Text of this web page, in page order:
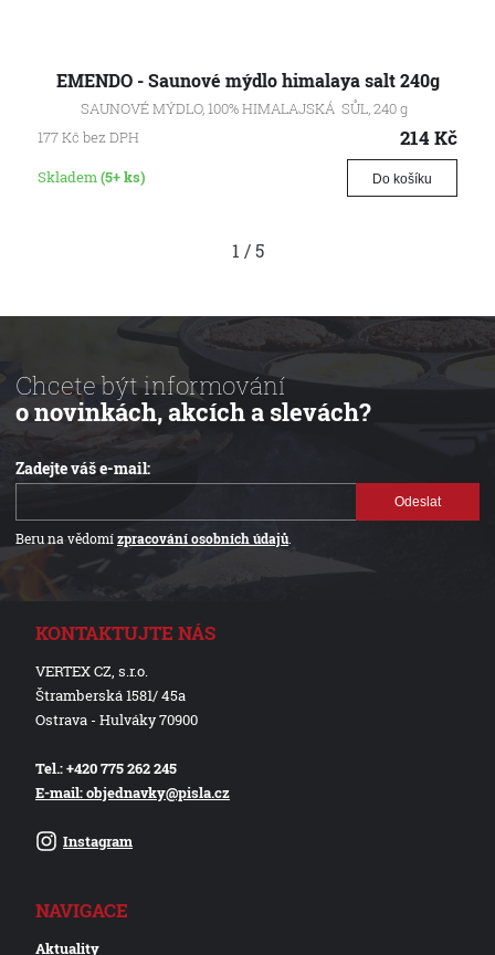
EMENDO - Saunové mýdlo himalaya salt 240g
SAUNOVÉ MÝDLO, 100% HIMALAJSKÁ SŮL, 240 g
177Kč bez DPH 214Kč
Skladem(5+ ks) Do košíku
1 /5
Chcete být informování
o novinkách, akcích a slevách?
Zadejte váš e-mail:
Odeslat
Beru na vědomízpracování osobních údajů.
KONTAKTUJTE NÁS
VERTEX CZ, s.r.o.
Štramberská 1581/ 45a
Ostrava - Hulváky 70900
Tel.: +420 775 262 245
E-mail: objednavky@pisla.cz
Instagram
NAVIGACE
Aktuality